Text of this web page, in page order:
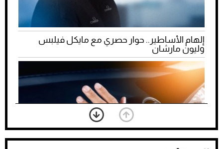
إلهام الأساطير.. حوار حصري مع مايكل فيلبس
وليون مارشان